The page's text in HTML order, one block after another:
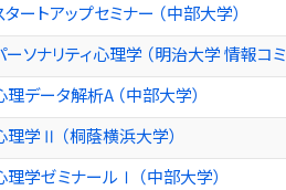
タートアップセミナー （中部大学）
ーソナリティ心理学 （明治大学 情報コ
理データ解析A （中部大学）
理学Ⅱ （桐蔭横浜大学）
理学ゼミナールⅠ （中部大学）